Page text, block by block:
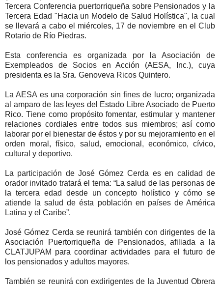
Tercera Conferencia puertorriqueña sobre Pensionados y la
Tercera Edad "Hacia un Modelo de Salud Holística", la cual
se llevará a cabo el miércoles, 17 de noviembre en el Club
Rotario de Río Piedras.
Esta conferencia es organizada por la Asociación de
Exempleados de Socios en Acción (AESA, Inc.), cuya
presidenta es la Sra. Genoveva Ricos Quintero.
La AESA es una corporación sin fines de lucro; organizada
al amparo de las leyes del Estado Libre Asociado de Puerto
Rico. Tiene como propósito fomentar, estimular y mantener
relaciones cordiales entre todos sus miembros; así como
laborar por el bienestar de éstos y por su mejoramiento en el
orden moral, físico, salud, emocional, económico, cívico,
cultural y deportivo.
La participación de José Gómez Cerda es en calidad de
orador invitado tratará el tema: “La salud de las personas de
la tercera edad desde un concepto holístico y cómo se
atiende la salud de ésta población en países de América
Latina y el Caribe”.
José Gómez Cerda se reunirá también con dirigentes de la
Asociación Puertorriqueña de Pensionados, afiliada a la
CLATJUPAM para coordinar actividades para el futuro de
los pensionados y adultos mayores.
También se reunirá con exdirigentes de la Juventud Obrera